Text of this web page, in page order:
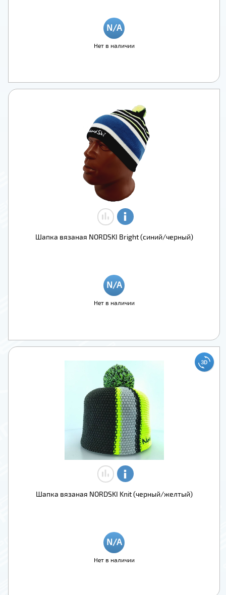
Нет в наличии
Шапка вязаная NORDSKI Bright (синий/черный)
Нет в наличии
Шапка вязаная NORDSKI Knit (черный/желтый)
Нет в наличии